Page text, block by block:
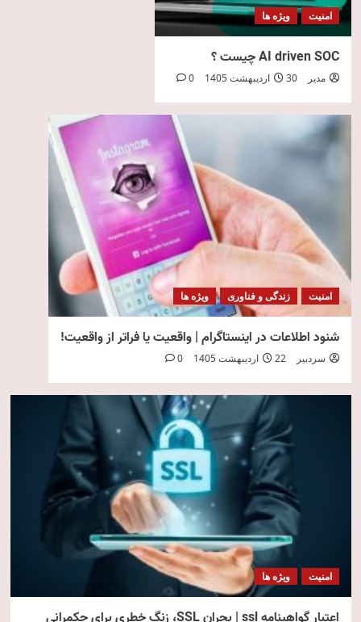
امنیت ویژه ها
AI driven SOC چیست ؟
مدیر 30 اردیبهشت 1405 0
امنیت زندگی و فناوری ویژه ها
شنود اطلاعات در اینستاگرام | واقعیت یا فراتر از واقعیت!
سردبیر 22 اردیبهشت 1405 0
امنیت ویژه ها